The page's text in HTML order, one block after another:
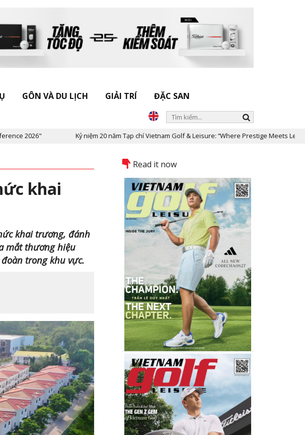
GÔN VÀ DU LỊCH GIẢI TRÍ ĐẶC SAN
Kỷ niệm 20 năm Tạp chí Vietnam Golf & Leisure: “Where Prestige Meets Legacy” Dấu
khai
khai trương, đánh
mắt thương hiệu
trong khu vực.
Read it now